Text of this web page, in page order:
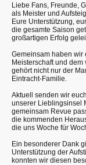
Liebe Fans, Freunde,
als Meister und
Eure Unterstützung,
die gesamte Saison
großartigen Erfolg
Gemeinsam haben wir
Meisterschaft und
gehört nicht nur der
Eintracht-Familie.
Aktuell senden wir
unserer Lieblingsinsel
gemeinsam Revue
die kommenden
die uns Woche für
Ein besonderer Dank
Unterstützung der
konnten wir diesen